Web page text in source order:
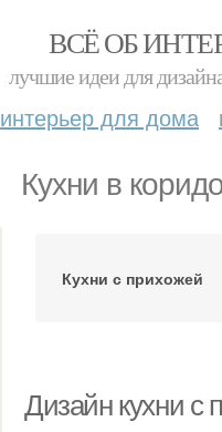
ВСЁ ОБ
лучшие идеи для
интерьер для дома
Кухни в
Кухни с прихожей
Дизайн кухни с